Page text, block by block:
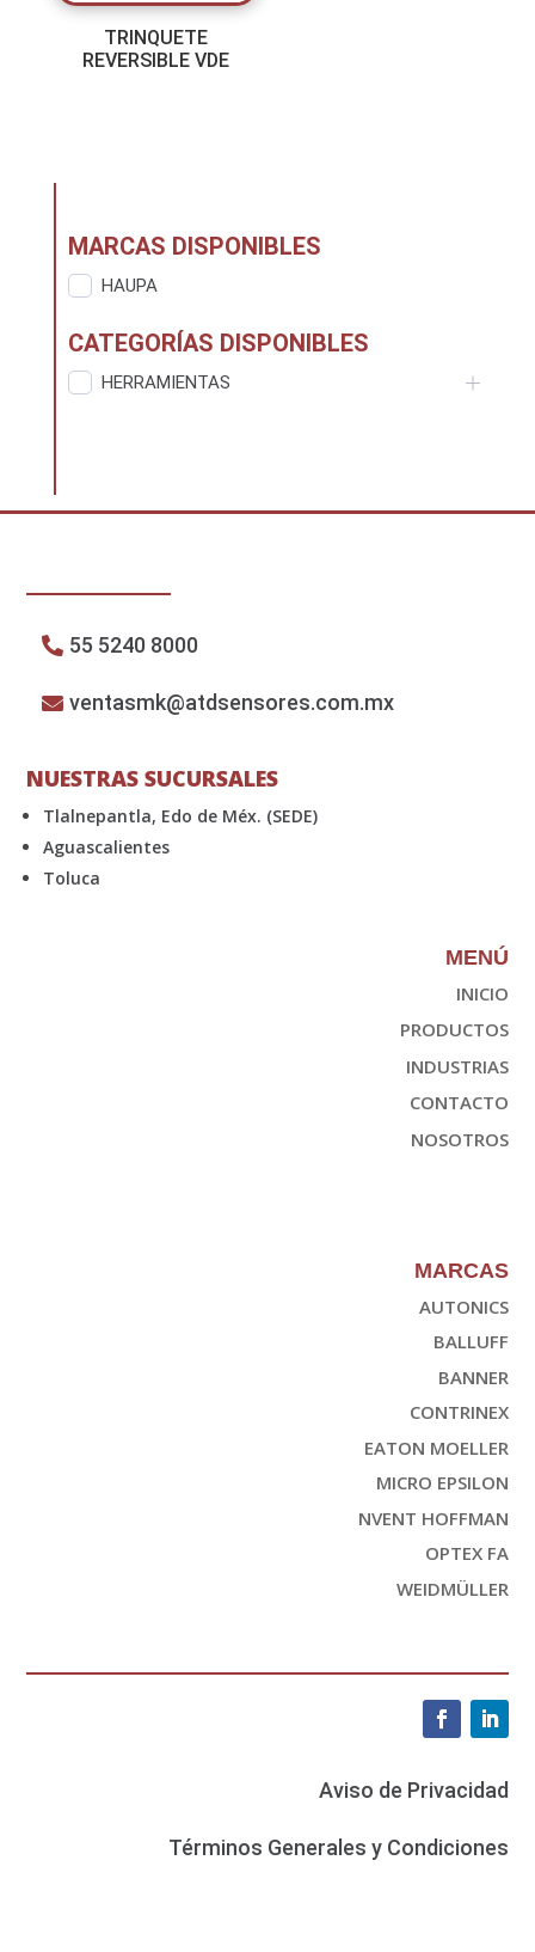
TRINQUETE
REVERSIBLE VDE
MARCAS DISPONIBLES
HAUPA
CATEGORÍAS DISPONIBLES
HERRAMIENTAS
55 5240 8000
ventasmk@atdsensores.com.mx
NUESTRAS SUCURSALES
Tlalnepantla, Edo de Méx. (SEDE)
Aguascalientes
Toluca
MENÚ
INICIO
PRODUCTOS
INDUSTRIAS
CONTACTO
NOSOTROS
MARCAS
AUTONICS
BALLUFF
BANNER
CONTRINEX
EATON MOELLER
MICRO EPSILON
NVENT HOFFMAN
OPTEX FA
WEIDMÜLLER
Aviso de Privacidad
Términos Generales y Condiciones